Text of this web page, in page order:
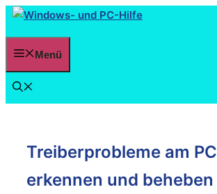
Menü
Treiberprobleme am PC
erkennen und beheben